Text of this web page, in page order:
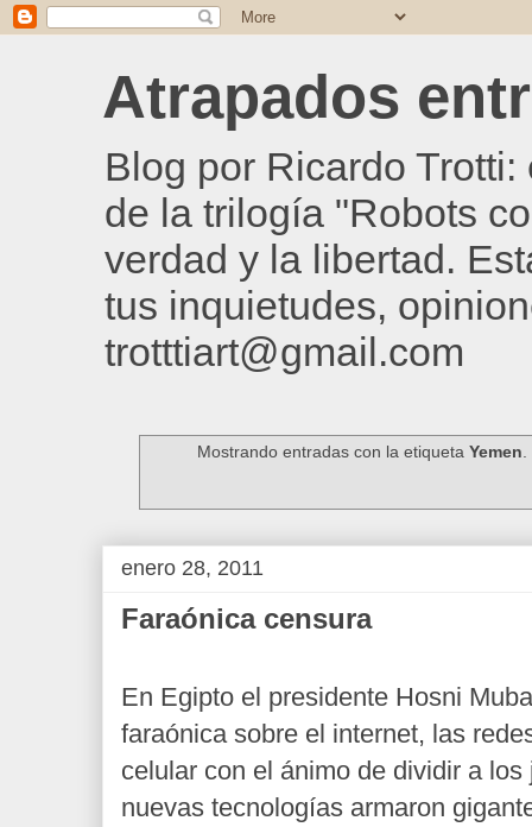
Atrapados
Blog por Ricardo
de la trilogía "Robots
verdad y la libertad.
tus inquietudes,
trotttiart@gmail.com
Mostrando entradas con la etiquetaYemen.
enero 28, 2011
Faraónica censura
En Egipto el presidente Hosni
faraónica sobre el internet, las
celular con el ánimo de dividir a
nuevas tecnologías armaron